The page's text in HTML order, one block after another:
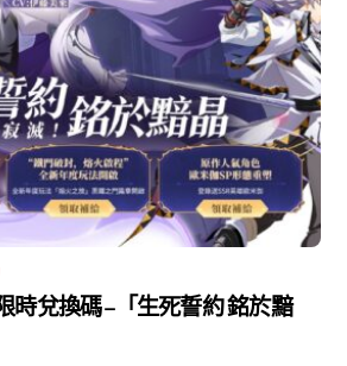
時兌換碼 –「生死誓約 銘於黯